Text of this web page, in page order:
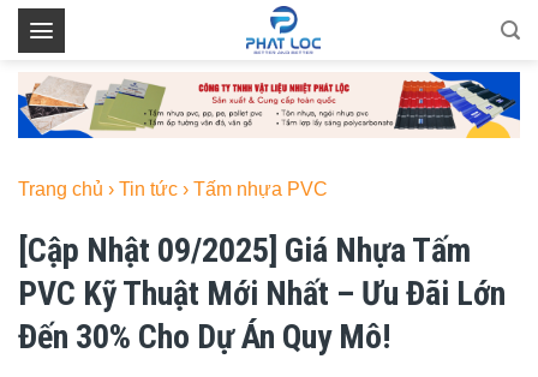
Skip
Trang chủ › Tin tức › Tấm nhựa PVC
[Cập Nhật 09/2025] Giá Nhựa Tấm
PVC Kỹ Thuật Mới Nhất – Ưu Đãi Lớn
Đến 30% Cho Dự Án Quy Mô!